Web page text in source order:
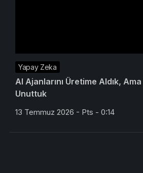
Yapay Zeka
AI Ajanlarını Üretime Aldık,
Unuttuk
13 Temmuz 2026 - Pts - 0:14